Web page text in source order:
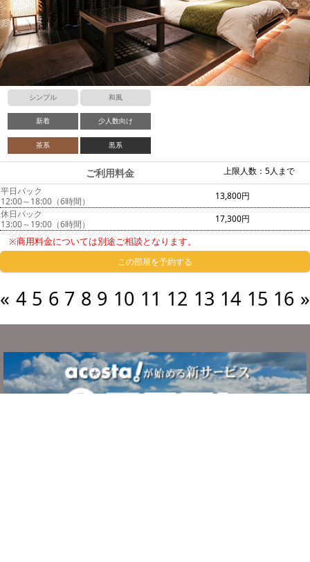
シンプル 和風
新着 少人数向け
茶系 黒系
上限人数：5人まで
ご利用料金
平日パック
12:00～18:00（6時間）
13,800円
休日パック
13:00～19:00（6時間）
17,300円
※商用料金については別途ご相談となります。
この部屋を予約する
« 4 5 6 7 8 9 10 11 12 13 14 15 16 »